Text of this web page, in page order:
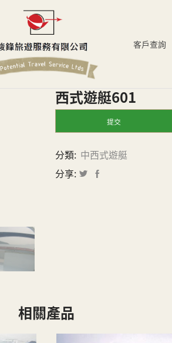
客戶查詢
西式遊艇601
提交
分類: 中西式遊艇
分享:
相關產品